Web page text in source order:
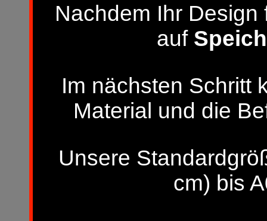
Nachdem Ihr
auf
Im nächsten Schritt
Material und die
Unsere
cm) bis